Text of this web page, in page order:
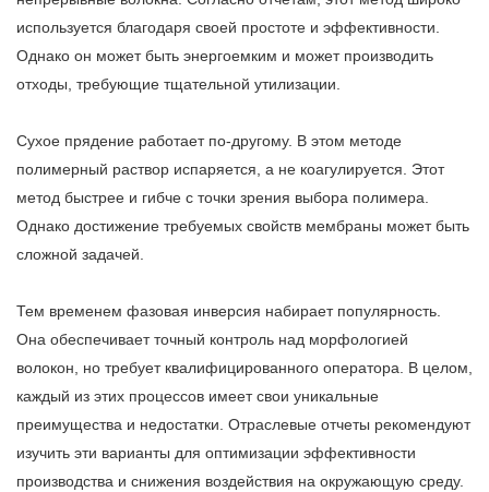
используется благодаря своей простоте и эффективности.
Однако он может быть энергоемким и может производить
отходы, требующие тщательной утилизации.
Сухое прядение работает по-другому. В этом методе
полимерный раствор испаряется, а не коагулируется. Этот
метод быстрее и гибче с точки зрения выбора полимера.
Однако достижение требуемых свойств мембраны может быть
сложной задачей.
Тем временем фазовая инверсия набирает популярность.
Она обеспечивает точный контроль над морфологией
волокон, но требует квалифицированного оператора. В целом,
каждый из этих процессов имеет свои уникальные
преимущества и недостатки. Отраслевые отчеты рекомендуют
изучить эти варианты для оптимизации эффективности
производства и снижения воздействия на окружающую среду.